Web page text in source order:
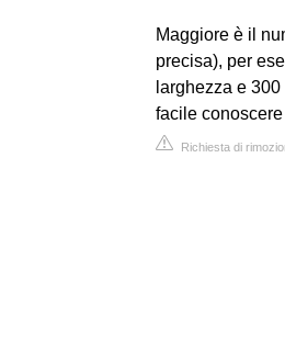
Maggiore è il
precisa), per
larghezza e
facile
Richiesta di